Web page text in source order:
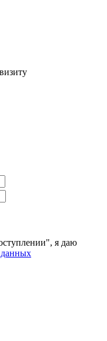
я даю
данных